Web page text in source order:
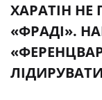
ХАРАТІН
«ФРАДІ».